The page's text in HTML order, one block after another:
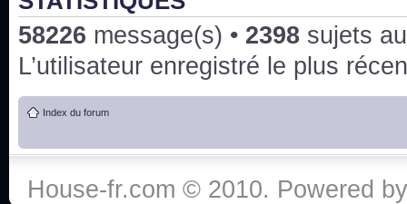
3x24 Human Error mais je suis pas sur
Bonjour j'aimerais que l'on m'aide à trouver un
qu'une personne fait un arrêt cardiaque mais
:he:
58226 message(s) • 2398 sujets
L’utilisateur enregistré le plus
Index du forum
House-fr.com © 2010. Powered